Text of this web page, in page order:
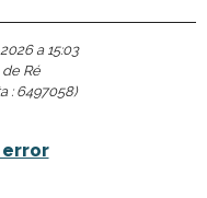
a 15:03
Ré
: 6497058)
error